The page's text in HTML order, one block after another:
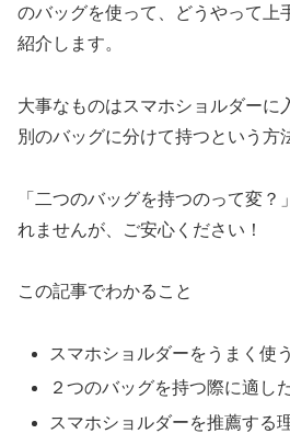
のバッグを使って、どうやって上
紹介します。
大事なものはスマホショルダーに
別のバッグに分けて持つという方
「二つのバッグを持つのって変
れませんが、ご安心ください！
この記事でわかること
スマホショルダーをうまく使
２つのバッグを持つ際に適し
スマホショルダーを推薦する